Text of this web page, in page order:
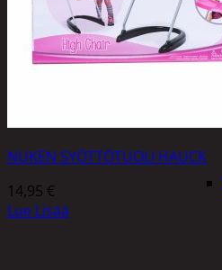
NUKEN SYÖTTÖTUOLI HAUCK
14,95 €
Lue Lisää